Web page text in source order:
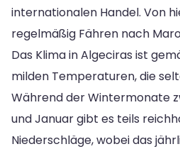
internationalen Handel. Von
regelmäßig Fähren nach
Das Klima in Algeciras ist
milden Temperaturen, die
Während der Wintermonate
und Januar gibt es teils
Niederschläge, wobei das